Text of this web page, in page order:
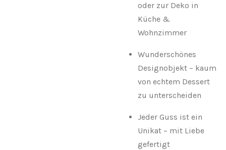
oder zur Deko in
Küche &
Wohnzimmer
Wunderschönes
Designobjekt – kaum
von echtem Dessert
zu unterscheiden
Jeder Guss ist ein
Unikat – mit Liebe
gefertigt